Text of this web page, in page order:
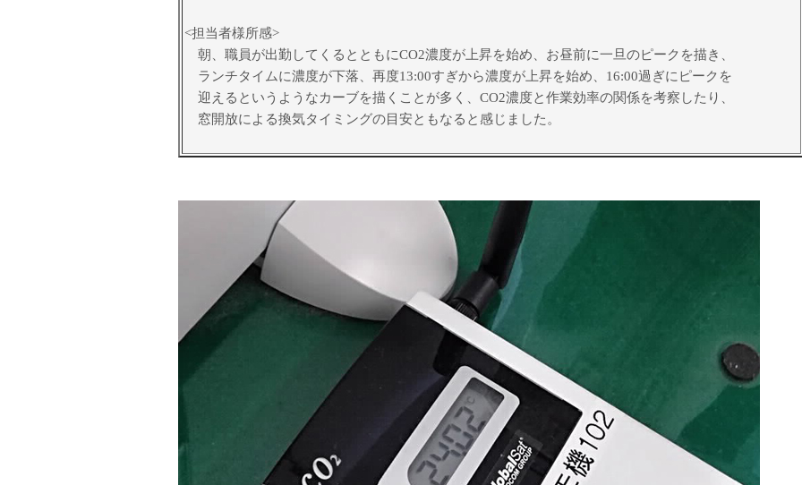
<担当者様所感>
朝、職員が出勤してくるとともにCO2濃度が上昇を始め、お昼前に一旦のピークを描き、
ランチタイムに濃度が下落、再度13:00すぎから濃度が上昇を始め、16:00過ぎにピークを
迎えるというようなカーブを描くことが多く、CO2濃度と作業効率の関係を考察したり、
窓開放による換気タイミングの目安ともなると感じました。